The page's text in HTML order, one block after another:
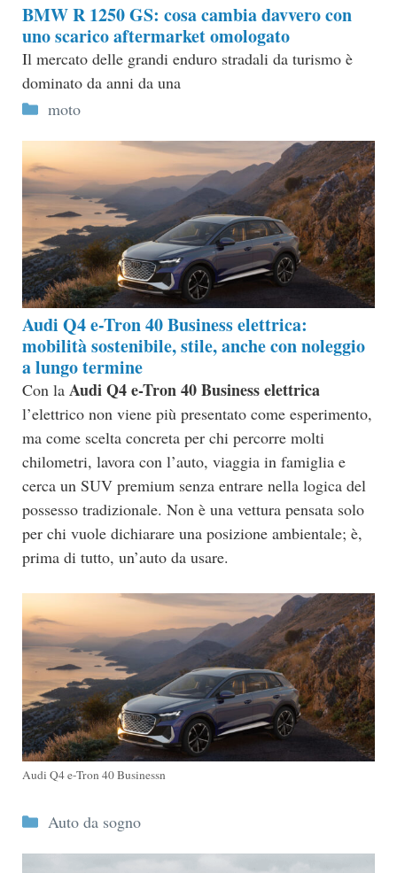
BMW R 1250 GS: cosa cambia davvero con
uno scarico aftermarket omologato
Il mercato delle grandi enduro stradali da turismo è
dominato da anni da una
Categorie
moto
Audi Q4 e-Tron 40 Business elettrica:
mobilità sostenibile, stile, anche con noleggio
a lungo termine
Con la Audi Q4 e-Tron 40 Business elettrica
l’elettrico non viene più presentato come esperimento,
ma come scelta concreta per chi percorre molti
chilometri, lavora con l’auto, viaggia in famiglia e
cerca un SUV premium senza entrare nella logica del
possesso tradizionale. Non è una vettura pensata solo
per chi vuole dichiarare una posizione ambientale; è,
prima di tutto, un’auto da usare.
Audi Q4 e-Tron 40 Businessn
Categorie
Auto da sogno